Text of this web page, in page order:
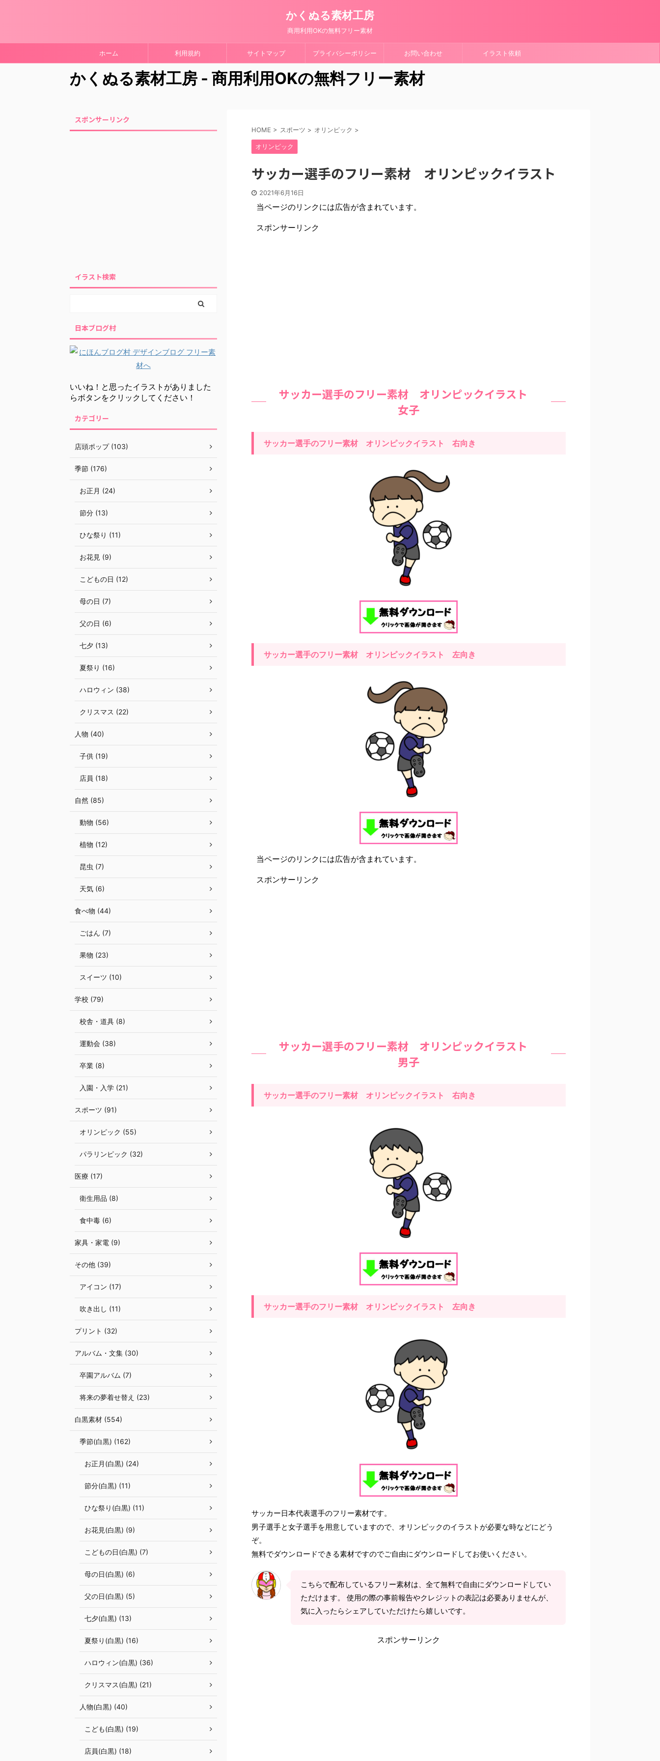
かくぬる素材工房
商用利用OKの無料フリー素材
ホーム 利用規約 サイトマップ プライバシーポリシー お問い合わせ イラスト依頼
かくぬる素材工房 - 商用利用OKの無料フリー素材
HOME > スポーツ > オリンピック >
オリンピック
サッカー選手のフリー素材 オリンピックイラスト
2021年6月16日
当ページのリンクには広告が含まれています。
スポンサーリンク
サッカー選手のフリー素材 オリンピックイラスト
女子
サッカー選手のフリー素材 オリンピックイラスト 右向き
サッカー選手のフリー素材 オリンピックイラスト 左向き
当ページのリンクには広告が含まれています。
スポンサーリンク
サッカー選手のフリー素材 オリンピックイラスト
男子
サッカー選手のフリー素材 オリンピックイラスト 右向き
サッカー選手のフリー素材 オリンピックイラスト 左向き
サッカー日本代表選手のフリー素材です。
男子選手と女子選手を用意していますので、オリンピックのイラストが必要な時などにどう
ぞ。
無料でダウンロードできる素材ですのでご自由にダウンロードしてお使いください。
こちらで配布しているフリー素材は、全て無料で自由にダウンロードしてい
ただけます。 使用の際の事前報告やクレジットの表記は必要ありませんが、
気に入ったらシェアしていただけたら嬉しいです。
スポンサーリンク
スポンサーリンク
イラスト検索
日本ブログ村
いいね！と思ったイラストがありました
らボタンをクリックしてください！
カテゴリー
店頭ポップ (103)
季節 (176)
お正月 (24)
節分 (13)
ひな祭り (11)
お花見 (9)
こどもの日 (12)
母の日 (7)
父の日 (6)
七夕 (13)
夏祭り (16)
ハロウィン (38)
クリスマス (22)
人物 (40)
子供 (19)
店員 (18)
自然 (85)
動物 (56)
植物 (12)
昆虫 (7)
天気 (6)
食べ物 (44)
ごはん (7)
果物 (23)
スイーツ (10)
学校 (79)
校舎・道具 (8)
運動会 (38)
卒業 (8)
入園・入学 (21)
スポーツ (91)
オリンピック (55)
パラリンピック (32)
医療 (17)
衛生用品 (8)
食中毒 (6)
家具・家電 (9)
その他 (39)
アイコン (17)
吹き出し (11)
プリント (32)
アルバム・文集 (30)
卒園アルバム (7)
将来の夢着せ替え (23)
白黒素材 (554)
季節(白黒) (162)
お正月(白黒) (24)
節分(白黒) (11)
ひな祭り(白黒) (11)
お花見(白黒) (9)
こどもの日(白黒) (7)
母の日(白黒) (6)
父の日(白黒) (5)
七夕(白黒) (13)
夏祭り(白黒) (16)
ハロウィン(白黒) (36)
クリスマス(白黒) (21)
人物(白黒) (40)
こども(白黒) (19)
店員(白黒) (18)